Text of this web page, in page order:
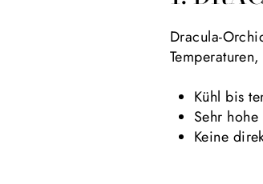
Dracula-
Kühl bis
Sehr
Keine